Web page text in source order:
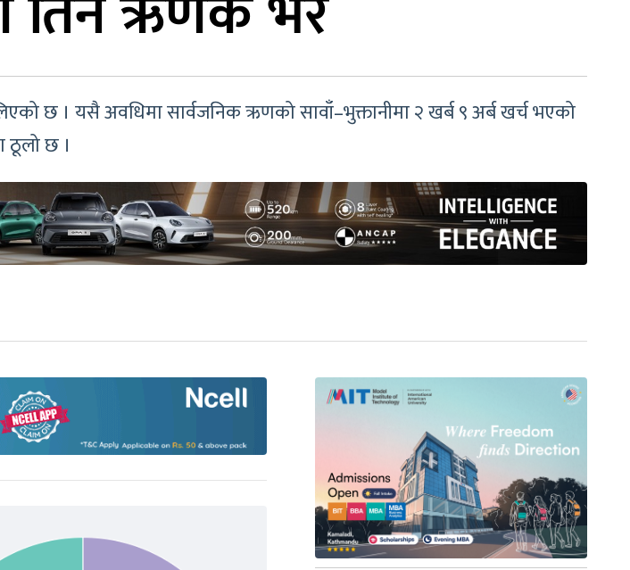
छ । यसै अवधिमा सार्वजनिक ऋणको सावाँ–भुक्तानीमा २ खर्ब ९ अर्ब खर्च भएको
ठूलो छ ।